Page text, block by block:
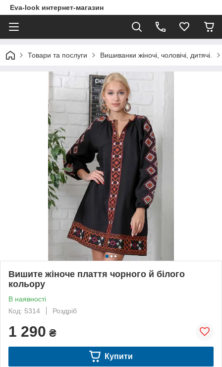
Eva-look интернет-магазин
Товари та послуги Вишиванки жіночі, чоловічі, дитячі.
Вишите жіноче плаття чорного й білого
кольору
В наявності
Код: 5314
Роздріб
1 290 ₴
Купити